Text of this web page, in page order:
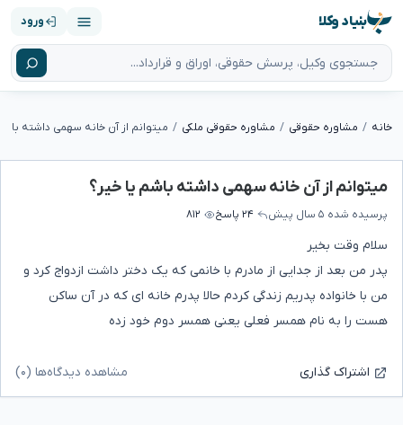
بنیاد وکلا ورود
خانه مشاوره حقوقی مشاوره حقوقی ملکی میتوانم از آن خانه سهمی داشته
میتوانم از آن خانه سهمی داشته باشم یا خیر؟
پرسیده شده ۵ سال پیش ۲۴ پاسخ ۸۱۲
سلام وقت بخیر
پدر من بعد از جدایی از مادرم با خانمی که یک دختر داشت ازدواج کرد و
من با خانواده پدریم زندگی کردم حالا پدرم خانه ای که در آن ساکن
هست را به نام همسر فعلی یعنی همسر دوم خود زده
اشتراک گذاری مشاهده دیدگاه‌ها (۰)